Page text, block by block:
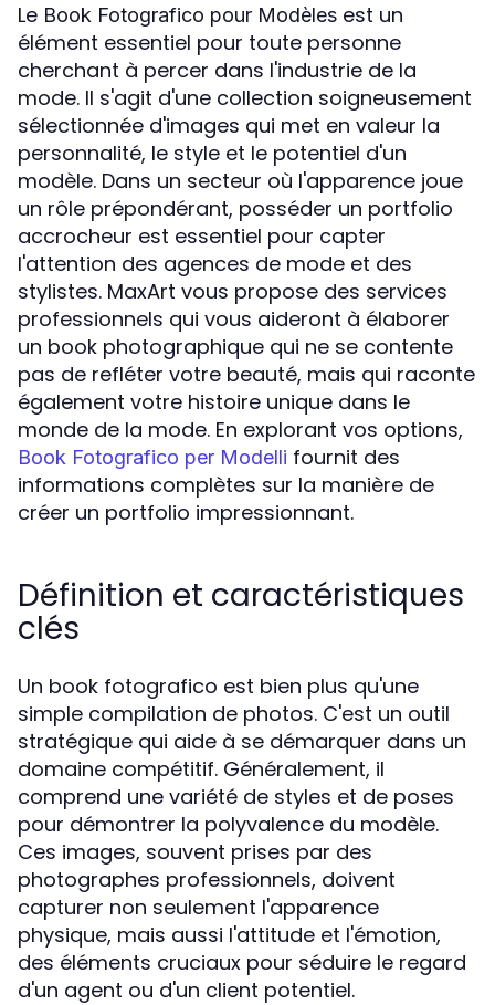
Le Book Fotografico pour Modèles est un
élément essentiel pour toute personne
cherchant à percer dans l'industrie de la
mode. Il s'agit d'une collection soigneusement
sélectionnée d'images qui met en valeur la
personnalité, le style et le potentiel d'un
modèle. Dans un secteur où l'apparence joue
un rôle prépondérant, posséder un portfolio
accrocheur est essentiel pour capter
l'attention des agences de mode et des
stylistes. MaxArt vous propose des services
professionnels qui vous aideront à élaborer
un book photographique qui ne se contente
pas de refléter votre beauté, mais qui raconte
également votre histoire unique dans le
monde de la mode. En explorant vos options,
Book Fotografico per Modelli fournit des
informations complètes sur la manière de
créer un portfolio impressionnant.
Définition et caractéristiques
clés
Un book fotografico est bien plus qu'une
simple compilation de photos. C'est un outil
stratégique qui aide à se démarquer dans un
domaine compétitif. Généralement, il
comprend une variété de styles et de poses
pour démontrer la polyvalence du modèle.
Ces images, souvent prises par des
photographes professionnels, doivent
capturer non seulement l'apparence
physique, mais aussi l'attitude et l'émotion,
des éléments cruciaux pour séduire le regard
d'un agent ou d'un client potentiel.